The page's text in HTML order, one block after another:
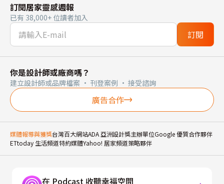
訂閱居家靈感週報
已有 38,000+ 位讀者加入
訂閱
你是設計師或廠商嗎？
建立設計師或品牌檔案 · 刊登案例 · 接受諮詢
廣告合作
媒體報導與獲獎台灣百大網站ADA 亞洲設計獎主辦單位Google 優質合作夥伴
ETtoday 生活頻道特約媒體Yahoo! 居家頻道策略夥伴
在 Podcast 收聽幸福空間